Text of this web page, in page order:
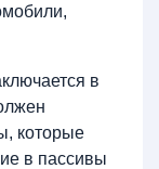
в
которые
в пассивы